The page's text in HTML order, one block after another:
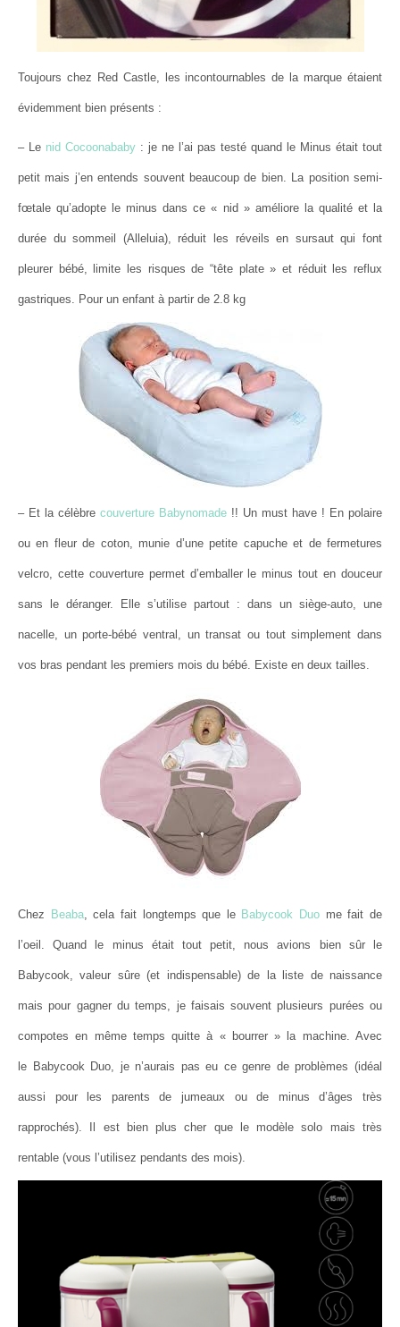
Toujours chez Red Castle, les incontournables de la marque étaient
évidemment bien présents :
– Le nid Cocoonababy : je ne l’ai pas testé quand le Minus était tout
petit mais j’en entends souvent beaucoup de bien. La position semi-
fœtale qu’adopte le minus dans ce « nid » améliore la qualité et la
durée du sommeil (Alleluia), réduit les réveils en sursaut qui font
pleurer bébé, limite les risques de “tête plate » et réduit les reflux
gastriques. Pour un enfant à partir de 2.8 kg
– Et la célèbre couverture Babynomade !! Un must have ! En polaire
ou en fleur de coton, munie d’une petite capuche et de fermetures
velcro, cette couverture permet d’emballer le minus tout en douceur
sans le déranger. Elle s’utilise partout : dans un siège-auto, une
nacelle, un porte-bébé ventral, un transat ou tout simplement dans
vos bras pendant les premiers mois du bébé. Existe en deux tailles.
Chez Beaba, cela fait longtemps que le Babycook Duo me fait de
l’oeil. Quand le minus était tout petit, nous avions bien sûr le
Babycook, valeur sûre (et indispensable) de la liste de naissance
mais pour gagner du temps, je faisais souvent plusieurs purées ou
compotes en même temps quitte à « bourrer » la machine. Avec
le Babycook Duo, je n’aurais pas eu ce genre de problèmes (idéal
aussi pour les parents de jumeaux ou de minus d’âges très
rapprochés). Il est bien plus cher que le modèle solo mais très
rentable (vous l’utilisez pendants des mois).